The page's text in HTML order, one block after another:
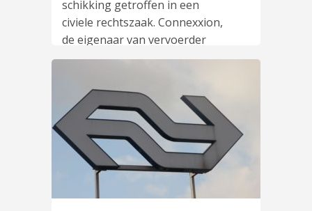
schikking getroffen in een
civiele rechtszaak. Connexxion,
de eigenaar van vervoerder
Veolia, eiste vanwege delees